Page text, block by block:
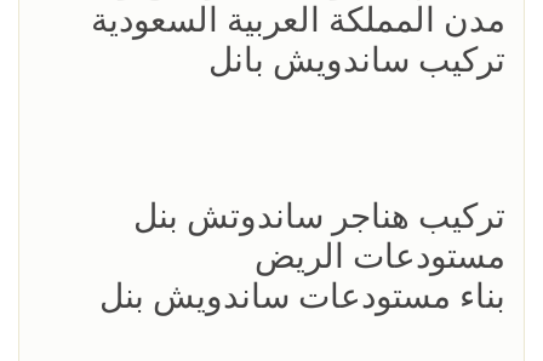
مدن المملكة العربية السعودية
تركيب ساندويش بانل
تركيب هناجر ساندوتش بنل
مستودعات الريض
بناء مستودعات ساندويش بنل